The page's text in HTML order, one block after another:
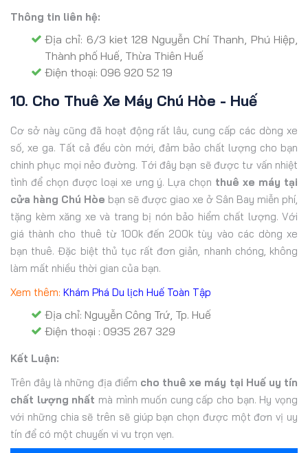
Thông tin liên hệ:
Địa chỉ: 6/3 kiet 128 Nguyễn Chí Thanh, Phú Hiệp,
Thành phố Huế, Thừa Thiên Huế
Điện thoại: 096 920 52 19
10. Cho Thuê Xe Máy Chú Hòe - Huế
Cơ sở này cũng đã hoạt động rất lâu, cung cấp các dòng xe
số, xe ga. Tất cả đều còn mới, đảm bảo chất lượng cho bạn
chinh phục mọi nẻo đường. Tới đây bạn sẽ được tư vấn nhiệt
tình để chọn được loại xe ưng ý. Lựa chọn thuê xe máy tại
cửa hàng Chú Hòe bạn sẽ được giao xe ở Sân Bay miễn phí,
tặng kèm xăng xe và trang bị nón bảo hiểm chất lượng. Với
giá thành cho thuê từ 100k đến 200k tùy vào các dòng xe
bạn thuê. Đặc biệt thủ tục rất đơn giản, nhanh chóng, không
làm mất nhiều thời gian của bạn.
Xem thêm: Khám Phá Du lịch Huế Toàn Tập
Địa chỉ: Nguyễn Công Trứ, Tp. Huế
Điện thoại : 0935 267 329
Kết Luận:
Trên đây là những địa điểm cho thuê xe máy tại Huế uy tín
chất lượng nhất mà mình muốn cung cấp cho bạn. Hy vọng
với những chia sẽ trên sẽ giúp bạn chọn được một đơn vị uy
tín để có một chuyến vi vu trọn vẹn.